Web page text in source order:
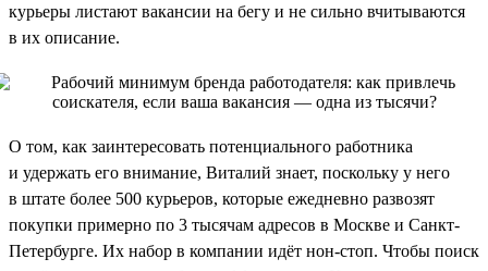
курьеры листают вакансии на бегу и не сильно вчитываются
в их описание.
О том, как заинтересовать потенциального работника
и удержать его внимание, Виталий знает, поскольку у него
в штате более 500 курьеров, которые ежедневно развозят
покупки примерно по 3 тысячам адресов в Москве и Санкт-
Петербурге. Их набор в компании идёт нон-стоп. Чтобы поиск